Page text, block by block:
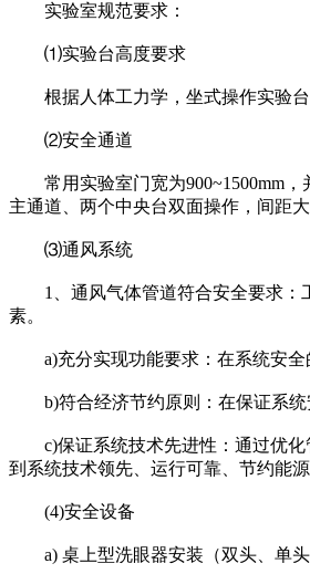
实验室规范要求：
⑴实验台高度要求
根据人体工力学，坐式操作实验台高
⑵安全通道
常用实验室门宽为900~1500mm，
主通道、两个中央台双面操作，间距
⑶通风系统
1、通风气体管道符合安全要求：工
素。
a)充分实现功能要求：在系统安全
b)符合经济节约原则：在保证系统
c)保证系统技术先进性：通过优化
到系统技术领先、运行可靠、节约能
(4)安全设备
a) 桌上型洗眼器安装（双头、单头